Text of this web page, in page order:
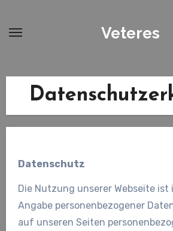
Veteres
Datenschutz
Die Nutzung unserer Webseite ist
Angabe personenbezogener
auf unseren Seiten